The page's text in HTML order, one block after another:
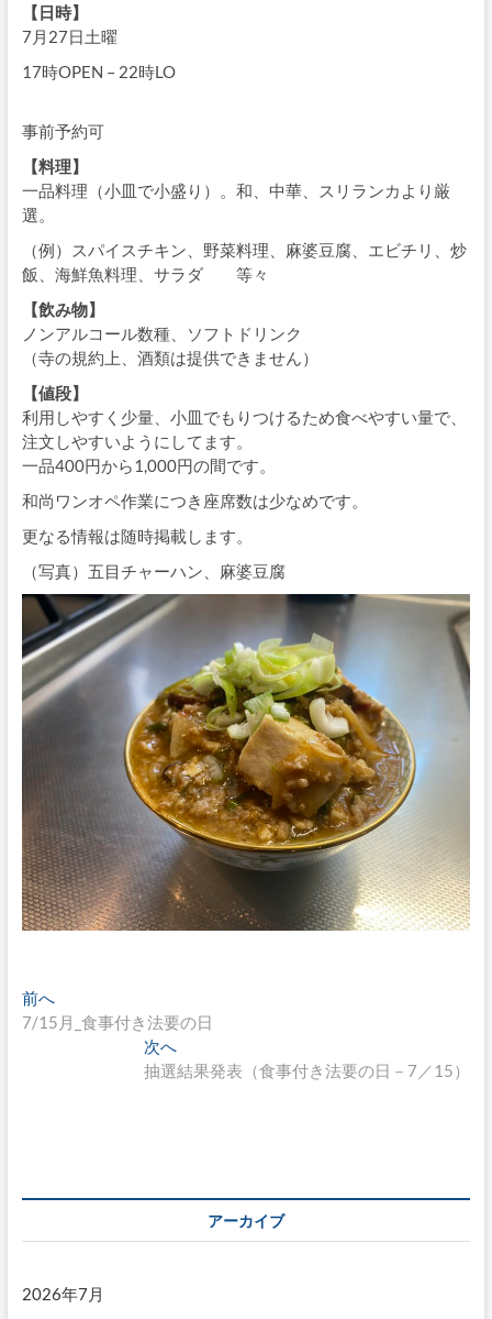
【日時】
7月27日土曜
17時OPEN – 22時LO
事前予約可
【料理】
一品料理（小皿で小盛り）。和、中華、スリランカより厳
選。
（例）スパイスチキン、野菜料理、麻婆豆腐、エビチリ、炒
飯、海鮮魚料理、サラダ 等々
【飲み物】
ノンアルコール数種、ソフトドリンク
（寺の規約上、酒類は提供できません）
【値段】
利用しやすく少量、小皿でもりつけるため食べやすい量で、
注文しやすいようにしてます。
一品400円から1,000円の間です。
和尚ワンオペ作業につき座席数は少なめです。
更なる情報は随時掲載します。
（写真）五目チャーハン、麻婆豆腐
投
稿
シ
ョ
ン
前へ過
去
7/15月_食事付き法要の日
次へ
の
抽選結果発表（食事付き法要の日－7／15）
アーカイブ
2026年7月